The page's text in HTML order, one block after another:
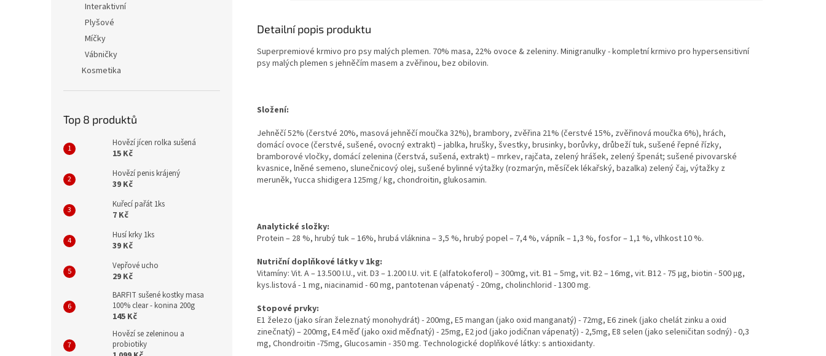
Interaktivní
Plyšové
Míčky
Vábničky
Kosmetika
Top 8 produktů
Hovězí jícen rolka sušená
15 Kč
Hovězí penis krájený
39 Kč
Kuřecí pařát 1ks
7 Kč
Husí krky 1ks
39 Kč
Vepřové ucho
29 Kč
BARFIT sušené kostky masa
100% clear - konina 200g
145 Kč
Hovězí se zeleninou a
probiotiky
Detailní popis produktu
Superpremiové krmivo pro psy malých plemen. 70% masa, 22% ovoce & zeleniny. Minigranulky - kompletní krmivo pro hypersensitivní
psy malých plemen s jehněčím masem a zvěřinou, bez obilovin.
Složení:
Jehněčí 52% (čerstvé 20%, masová jehněčí moučka 32%), brambory, zvěřina 21% (čerstvé 15%, zvěřinová moučka 6%), hrách,
domácí ovoce (čerstvé, sušené, ovocný extrakt) – jablka, hrušky, švestky, brusinky, borůvky, drůbeží tuk, sušené řepné řízky,
bramborové vločky, domácí zelenina (čerstvá, sušená, extrakt) – mrkev, rajčata, zelený hrášek, zelený špenát; sušené pivovarské
kvasnice, lněné semeno, slunečnicový olej, sušené bylinné výtažky (rozmarýn, měsíček lékařský, bazalka) zelený čaj, výtažky z
meruněk, Yucca shidigera 125mg/ kg, chondroitin, glukosamin.
Analytické složky:
Protein – 28 %, hrubý tuk – 16%, hrubá vláknina – 3,5 %, hrubý popel – 7,4 %, vápník – 1,3 %, fosfor – 1,1 %, vlhkost 10 %.
Nutriční doplňkové látky v 1kg:
Vitamíny: Vit. A – 13.500 I.U., vit. D3 – 1.200 I.U. vit. E (alfatokoferol) – 300mg, vit. B1 – 5mg, vit. B2 – 16mg, vit. B12 - 75 µg, biotin - 500 µg,
kys.listová - 1 mg, niacinamid - 60 mg, pantotenan vápenatý - 20mg, cholinchlorid - 1300 mg.
Stopové prvky:
E1 železo (jako síran železnatý monohydrát) - 200mg, E5 mangan (jako oxid manganatý) - 72mg, E6 zinek (jako chelát zinku a oxid
zinečnatý) – 200mg, E4 měď (jako oxid měďnatý) - 25mg, E2 jod (jako jodičnan vápenatý) - 2,5mg, E8 selen (jako seleničitan sodný) - 0,3
mg, Chondroitin -75mg, Glucosamin - 350 mg. Technologické doplňkové látky: s antioxidanty.